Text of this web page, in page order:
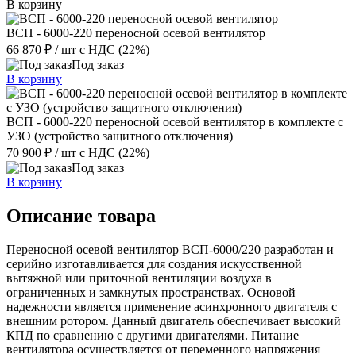
В корзину
ВСП - 6000-220 переносной осевой вентилятор
66 870 ₽ / шт с НДС (22%)
Под заказ
В корзину
ВСП - 6000-220 переносной осевой вентилятор в комплекте с
УЗО (устройство защитного отключения)
70 900 ₽ / шт с НДС (22%)
Под заказ
В корзину
Описание товара
Переносной осевой вентилятор ВСП-6000/220 разработан и
серийно изготавливается для создания искусственной
вытяжной или приточной вентиляции воздуха в
ограниченных и замкнутых пространствах. Основой
надежности является применение асинхронного двигателя с
внешним ротором. Данный двигатель обеспечивает высокий
КПД по сравнению с другими двигателями. Питание
вентилятора осуществляется от переменного напряжения